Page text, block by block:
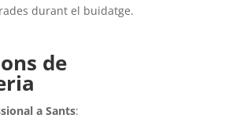
durant el buidatge.
de
a Sants: